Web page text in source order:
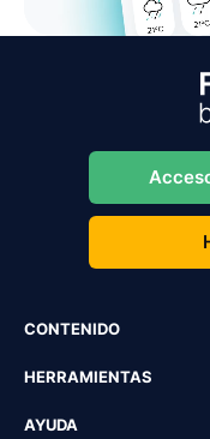
CONTENIDO
HERRAMIENTAS
AYUDA